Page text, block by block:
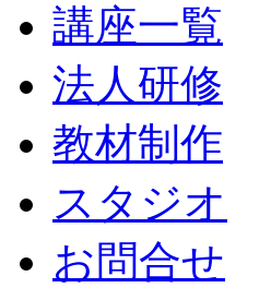
講座一覧
法人研修
教材制作
スタジオ
お問合せ